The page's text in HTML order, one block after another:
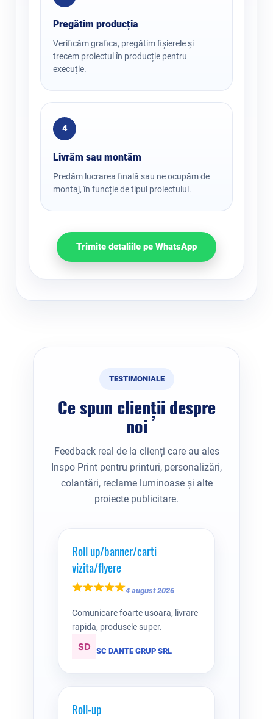
Pregătim producția
Verificăm grafica, pregătim fișierele și
trecem proiectul în producție pentru
execuție.
4
Livrăm sau montăm
Predăm lucrarea finală sau ne ocupăm de
montaj, în funcție de tipul proiectului.
Trimite detaliile pe WhatsApp
TESTIMONIALE
Ce spun clienții despre
noi
Feedback real de la clienți care au ales
Inspo Print pentru printuri, personalizări,
colantări, reclame luminoase și alte
proiecte publicitare.
Roll up/banner/carti
vizita/flyere
4 august 2026
Comunicare foarte usoara, livrare
rapida, produsele super.
SC DANTE GRUP SRL
Roll-up